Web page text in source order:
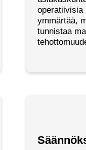
operatiivisia
ymmärtää,
tunnistaa